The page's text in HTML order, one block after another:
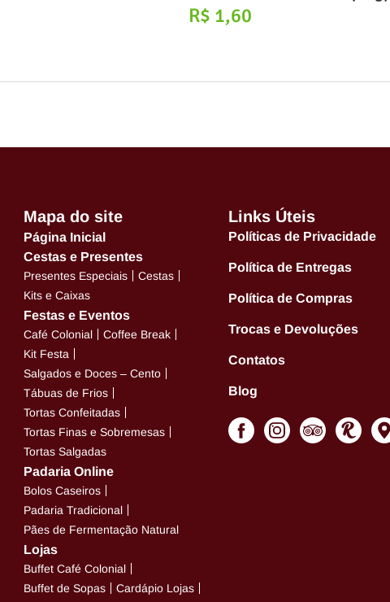
R$ 1,60
Mapa do site
Página Inicial
Cestas e Presentes
Presentes Especiais
Cestas
Kits e Caixas
Festas e Eventos
Café Colonial
Coffee Break
Kit Festa
Salgados e Doces – Cento
Tábuas de Frios
Tortas Confeitadas
Tortas Finas e Sobremesas
Tortas Salgadas
Padaria Online
Bolos Caseiros
Padaria Tradicional
Pães de Fermentação Natural
Lojas
Buffet Café Colonial
Buffet de Sopas
Cardápio Lojas
Links Úteis
Políticas de Privacidade
Política de Entregas
Política de Compras
Trocas e Devoluções
Contatos
Blog